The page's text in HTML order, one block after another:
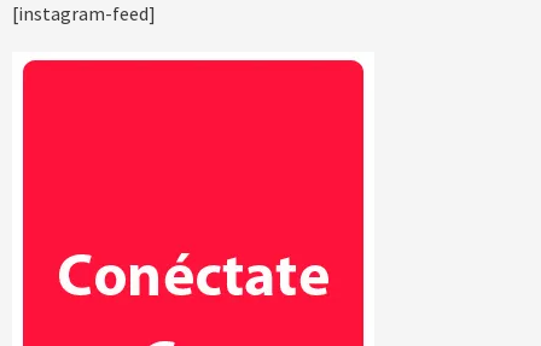
[instagram-feed]